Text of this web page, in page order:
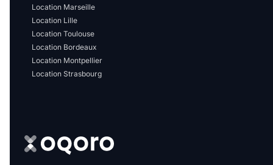
Location Marseille
Location Lille
Location Toulouse
Location Bordeaux
Location Montpellier
Location Strasbourg